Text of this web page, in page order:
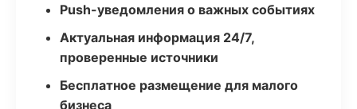
Push-уведомления о важных событиях
Актуальная информация 24/7,
проверенные источники
Бесплатное размещение для малого
бизнеса